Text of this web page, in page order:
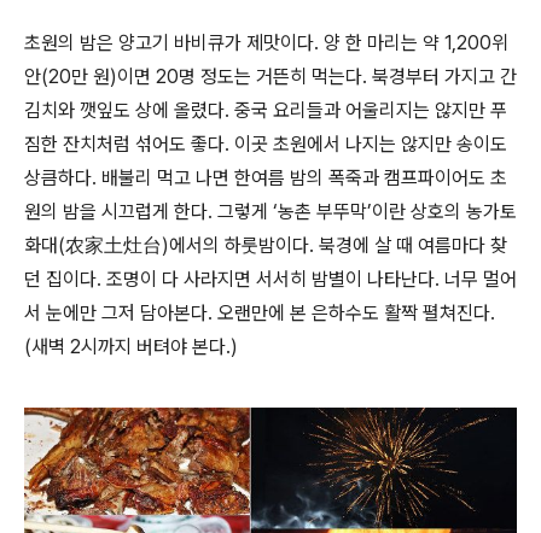
초원의 밤은 양고기 바비큐가 제맛이다. 양 한 마리는 약 1,200위
안(20만 원)이면 20명 정도는 거뜬히 먹는다. 북경부터 가지고 간
김치와 깻잎도 상에 올렸다. 중국 요리들과 어울리지는 않지만 푸
짐한 잔치처럼 섞어도 좋다. 이곳 초원에서 나지는 않지만 송이도
상큼하다. 배불리 먹고 나면 한여름 밤의 폭죽과 캠프파이어도 초
원의 밤을 시끄럽게 한다. 그렇게 ‘농촌 부뚜막’이란 상호의 농가토
화대(农家土灶台)에서의 하룻밤이다. 북경에 살 때 여름마다 찾
던 집이다. 조명이 다 사라지면 서서히 밤별이 나타난다. 너무 멀어
서 눈에만 그저 담아본다. 오랜만에 본 은하수도 활짝 펼쳐진다.
(새벽 2시까지 버텨야 본다.)